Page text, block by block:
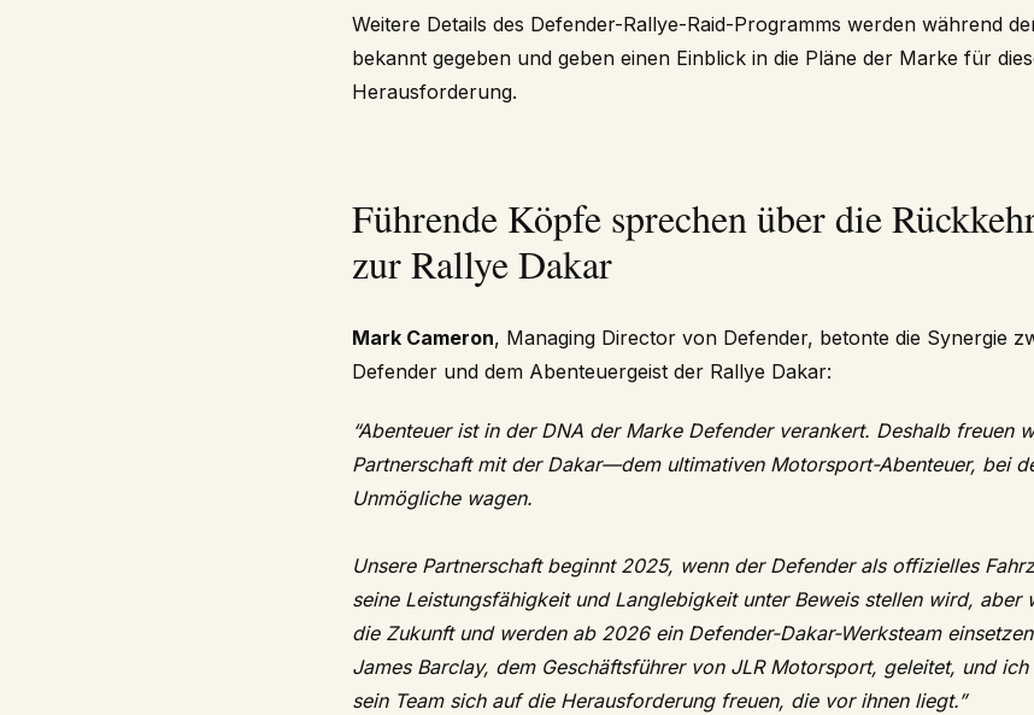
Weitere Details des Defender-Rallye-Raid-Programms werden während
bekannt gegeben und geben einen Einblick in die Pläne der Marke für
Herausforderung.
Führende Köpfe sprechen über die
zur Rallye Dakar
Mark Cameron, Managing Director von Defender, betonte die Synergie
Defender und dem Abenteuergeist der Rallye Dakar:
“Abenteuer ist in der DNA der Marke Defender verankert. Deshalb freuen
Partnerschaft mit der Dakar—dem ultimativen Motorsport-Abenteuer, bei
Unmögliche wagen.
Unsere Partnerschaft beginnt 2025, wenn der Defender als offizielles
seine Leistungsfähigkeit und Langlebigkeit unter Beweis stellen wird,
die Zukunft und werden ab 2026 ein Defender-Dakar-Werksteam
James Barclay, dem Geschäftsführer von JLR Motorsport, geleitet, und
sein Team sich auf die Herausforderung freuen, die vor ihnen liegt.”